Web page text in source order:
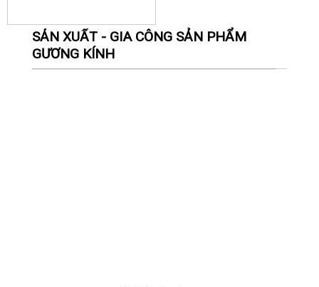
SẢN XUẤT - GIA CÔNG SẢN PHẨM
GƯƠNG KÍNH